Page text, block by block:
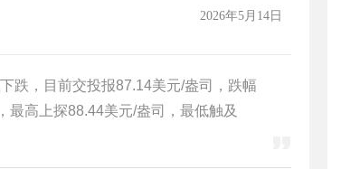
2026年5月14日
跌，目前交投报87.14美元/盎司，跌幅
最高上探88.44美元/盎司，最低触及